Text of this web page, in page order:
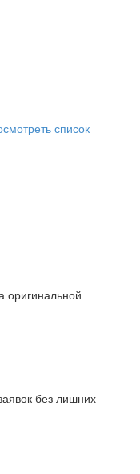
список
оригинальной
без лишних